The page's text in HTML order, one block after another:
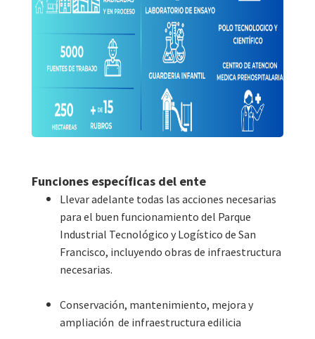
Funciones específicas del ente
Llevar adelante todas las acciones necesarias
para el buen funcionamiento del Parque
Industrial Tecnológico y Logístico de San
Francisco, incluyendo obras de infraestructura
necesarias.
Conservación, mantenimiento, mejora y
ampliación de infraestructura edilicia